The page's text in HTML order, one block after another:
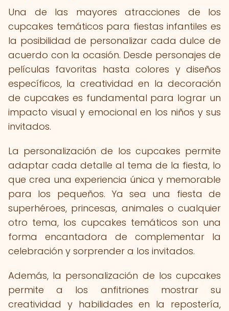
Una de las mayores atracciones de los
cupcakes temáticos para fiestas infantiles es
la posibilidad de personalizar cada dulce de
acuerdo con la ocasión. Desde personajes de
películas favoritas hasta colores y diseños
específicos, la creatividad en la decoración
de cupcakes es fundamental para lograr un
impacto visual y emocional en los niños y sus
invitados.
La personalización de los cupcakes permite
adaptar cada detalle al tema de la fiesta, lo
que crea una experiencia única y memorable
para los pequeños. Ya sea una fiesta de
superhéroes, princesas, animales o cualquier
otro tema, los cupcakes temáticos son una
forma encantadora de complementar la
celebración y sorprender a los invitados.
Además, la personalización de los cupcakes
permite a los anfitriones mostrar su
creatividad y habilidades en la repostería,